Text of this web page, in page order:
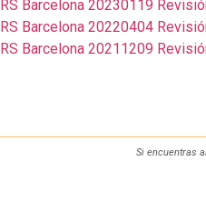
RS Barcelona 20230119
RS Barcelona 20220404
RS Barcelona 20211209
Si encuentras